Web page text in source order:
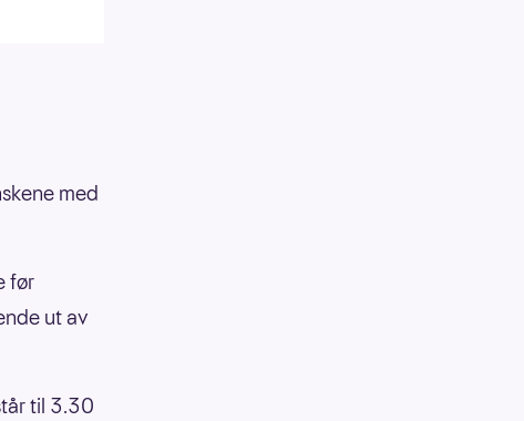
med
før
ut av
til 3.30